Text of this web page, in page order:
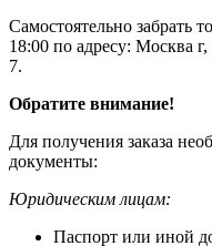
Самостоятельно забрать
18:00 по адресу: Москва
7.
Обратите внимание!
Для получения заказа
документы:
Юридическим лицам:
Паспорт или иной